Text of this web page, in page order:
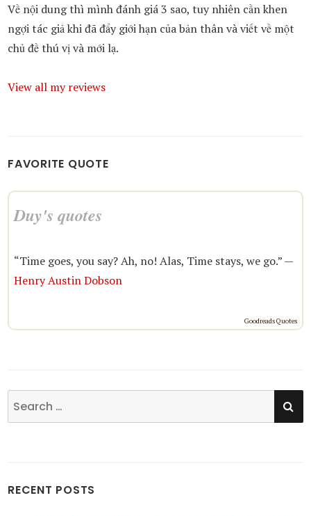
Về nội dung thì mình đánh giá 3 sao, tuy nhiên cần khen
ngợi tác giả khi đã đẩy giới hạn của bản thân và viết về một
chủ đề thú vị và mới lạ.
View all my reviews
FAVORITE QUOTE
Duy's quotes
“Time goes, you say? Ah, no! Alas, Time stays, we go.” —
Henry Austin Dobson
Goodreads Quotes
Search
for:
RECENT POSTS